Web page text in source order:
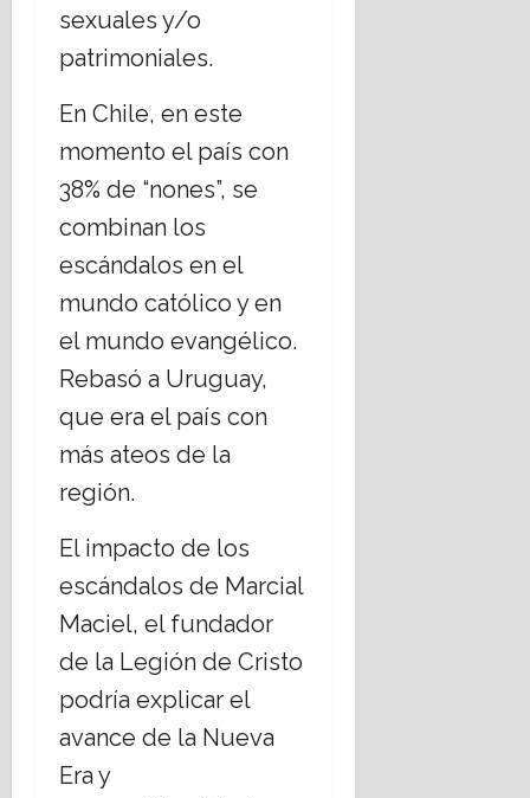
sexuales y/o
patrimoniales.
En Chile, en este
momento el país con
38% de “nones”, se
combinan los
escándalos en el
mundo católico y en
el mundo evangélico.
Rebasó a Uruguay,
que era el país con
más ateos de la
región.
El impacto de los
escándalos de Marcial
Maciel, el fundador
de la Legión de Cristo
podría explicar el
avance de la Nueva
Era y